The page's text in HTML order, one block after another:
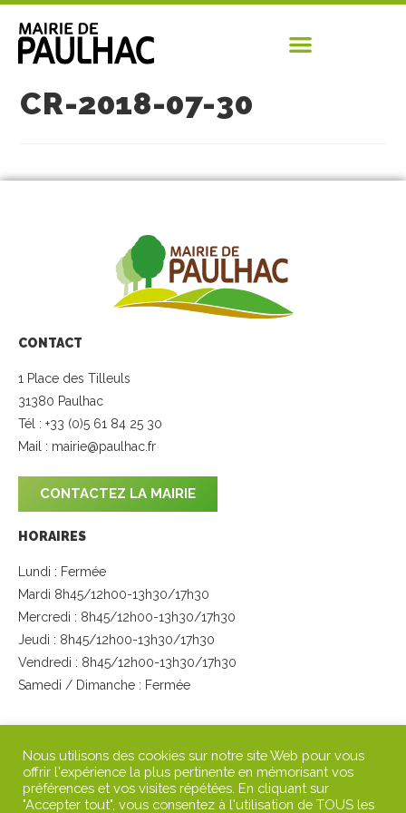
CR-2018-07-30
CONTACT
1 Place des Tilleuls
31380 Paulhac
Tél : +33 (0)5 61 84 25 30
Mail : mairie@paulhac.fr
CONTACTEZ LA MAIRIE
HORAIRES
Lundi : Fermée
Mardi 8h45/12h00-13h30/17h30
Mercredi : 8h45/12h00-13h30/17h30
Jeudi : 8h45/12h00-13h30/17h30
Vendredi : 8h45/12h00-13h30/17h30
Samedi / Dimanche : Fermée
Nous utilisons des cookies sur notre site Web pour vous
offrir l'expérience la plus pertinente en mémorisant vos
préférences et vos visites répétées. En cliquant sur
"Accepter tout", vous consentez à l'utilisation de TOUS les